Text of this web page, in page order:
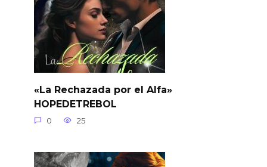
«La Rechazada por el Alfa»
HOPEDETREBOL
0 25